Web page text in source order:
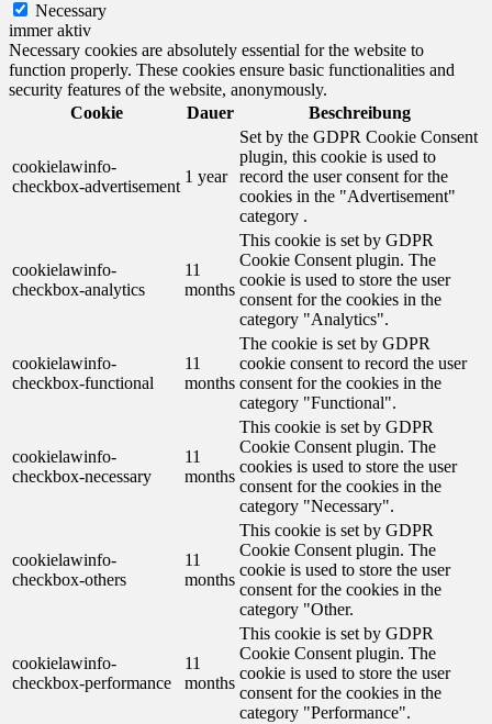
Necessary
immer aktiv
Necessary cookies are absolutely essential for the website to
function properly. These cookies ensure basic functionalities and
security features of the website, anonymously.
Cookie
Dauer Beschreibung
cookielawinfo-
checkbox-advertisement
1 year
Set by the GDPR Cookie Consent
plugin, this cookie is used to
record the user consent for the
cookies in the "Advertisement"
category .
cookielawinfo-
checkbox-analytics
11
months
This cookie is set by GDPR
Cookie Consent plugin. The
cookie is used to store the user
consent for the cookies in the
category "Analytics".
cookielawinfo-
checkbox-functional
11
months
The cookie is set by GDPR
cookie consent to record the user
consent for the cookies in the
category "Functional".
cookielawinfo-
checkbox-necessary
11
months
This cookie is set by GDPR
Cookie Consent plugin. The
cookies is used to store the user
consent for the cookies in the
category "Necessary".
cookielawinfo-
checkbox-others
11
months
This cookie is set by GDPR
Cookie Consent plugin. The
cookie is used to store the user
consent for the cookies in the
category "Other.
cookielawinfo-
checkbox-performance
11
months
This cookie is set by GDPR
Cookie Consent plugin. The
cookie is used to store the user
consent for the cookies in the
category "Performance".